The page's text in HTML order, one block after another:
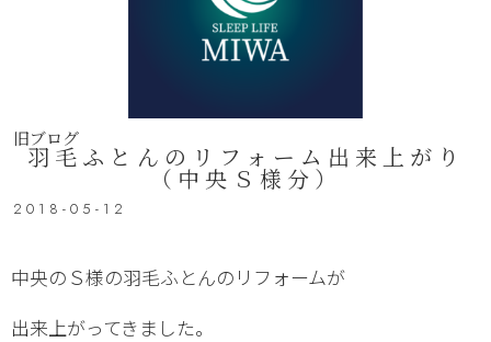
旧ブログ
羽毛ふとんのリフォーム出来上がり
（中央Ｓ様分）
2018-05-12
中央のＳ様の羽毛ふとんのリフォームが
出来上がってきました。